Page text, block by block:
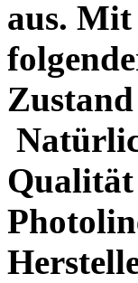
aus.